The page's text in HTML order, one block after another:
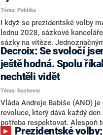
redakce nevyloučil. Předseda
Zdeněk Nytra redakci řekl, že
některých senátorů z klubu a
nepřítel, ale soupeř.
Téma: Politika
I když se prezidentské volby
lednu 2028, sázkové
sázky na vítěze.
hlava státu Petr Pavel. Daleko
zmiňují dva výrazné politiky
Andreje Babiše a ministra
Oblíbeným tipem samotných
Motoristy Filip Turek. Politolog
o případné kandidatuře
značně pochybuje. Podle něj
nemá osobu, která by Pavlovi
Decroix: Se svoločí
ještě hodná. Spolu
nechtěli vidět
Téma: Rozhovor
Vláda Andreje Babiše (ANO)
revoluce, který dává každý
potřeba respektovat. Alespoň
ministryně spravedlnosti ODS